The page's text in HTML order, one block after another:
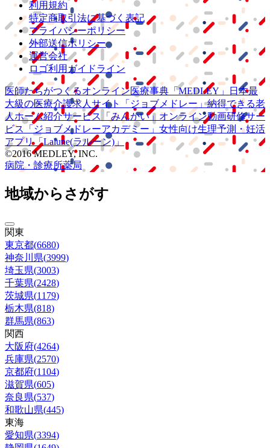
利用規約
特定商取引法に基づく表記
プライバシーポリシー
外部送信ポリシー
運営会社
ロゴ利用ガイドライン
医師たちがつくるオンライン医療事典 「MEDLEY」
日本最
大級の医療介護求人サイト 「ジョブメドレー」納得できる老
人ホーム紹介サービス
「みんかい」 オンライン動画研修サー
ビス
「ジョブメドレーアカデミー」 女性向け生理予測・妊活
アプリ「Lalune(ラルーン)」
©2016 MEDLEY, INC.
病院・診療所薬局
地域からさがす
関東
東京都(6680)
神奈川県(3999)
埼玉県(3003)
千葉県(2428)
茨城県(1179)
栃木県(818)
群馬県(863)
関西
大阪府(4264)
兵庫県(2570)
京都府(1104)
滋賀県(605)
奈良県(537)
和歌山県(445)
東海
愛知県(3394)